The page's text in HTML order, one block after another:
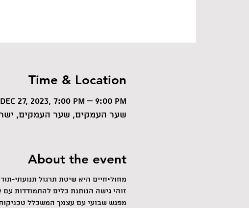
Time & Location
Dec 27, 2023, 7:00 PM – 9:00 PM
שער העמקים, שער העמקים,
About the event
מחול•חיים היא שיטת תרגול תנועתי-
זוהי גישה הנותנת כלים להתמודדות עם
מפגש שבועי עם עצמך המשכלל